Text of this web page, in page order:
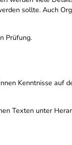
sollte. Auch
Prüfung.
Kenntnisse
Texten unter